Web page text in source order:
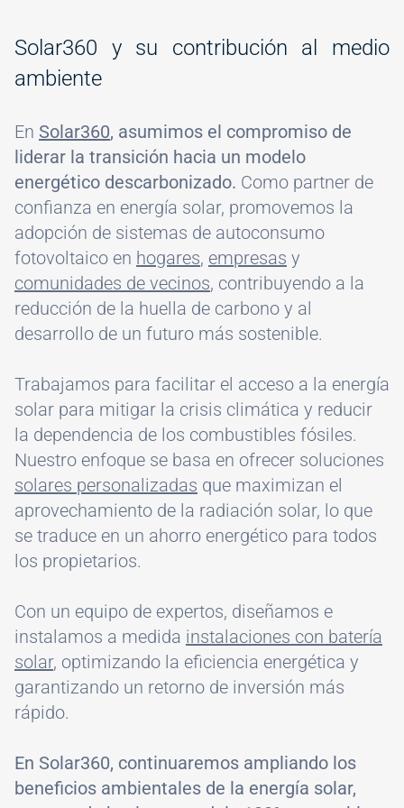
#
Solar360 y su contribución al medio
ambiente
En Solar360, asumimos el compromiso de
liderar la transición hacia un modelo
energético descarbonizado. Como partner de
confianza en energía solar, promovemos la
adopción de sistemas de autoconsumo
fotovoltaico en hogares, empresas y
comunidades de vecinos, contribuyendo a la
reducción de la huella de carbono y al
desarrollo de un futuro más sostenible.
Trabajamos para facilitar el acceso a la energía
solar para mitigar la crisis climática y reducir
la dependencia de los combustibles fósiles.
Nuestro enfoque se basa en ofrecer soluciones
solares personalizadas que maximizan el
aprovechamiento de la radiación solar, lo que
se traduce en un ahorro energético para todos
los propietarios.
Con un equipo de expertos, diseñamos e
instalamos a medida instalaciones con batería
solar, optimizando la eficiencia energética y
garantizando un retorno de inversión más
rápido.
En Solar360, continuaremos ampliando los
beneficios ambientales de la energía solar,